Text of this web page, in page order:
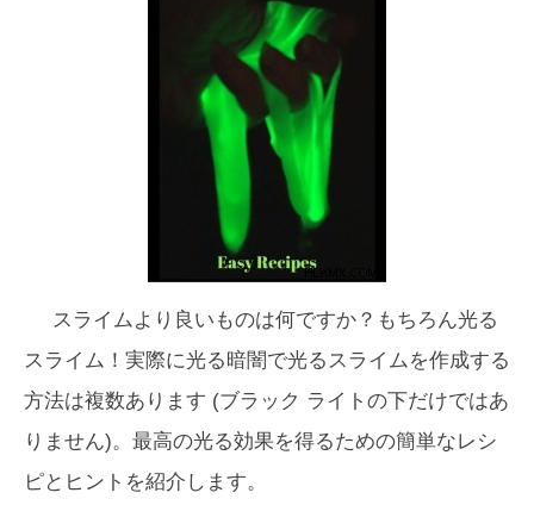
スライムより良いものは何ですか？もちろん光る
スライム！実際に光る暗闇で光るスライムを作成する
方法は複数あります (ブラック ライトの下だけではあ
りません)。最高の光る効果を得るための簡単なレシ
ピとヒントを紹介します。